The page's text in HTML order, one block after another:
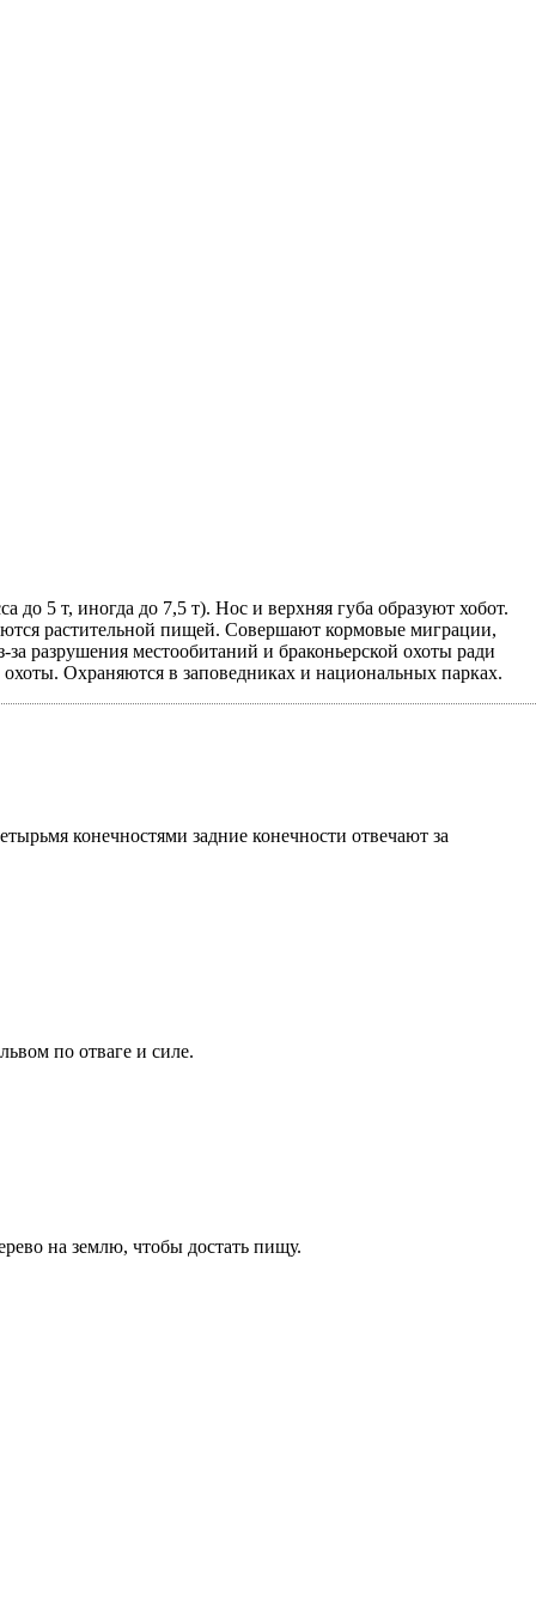
5 т, иногда до 7,5 т). Нос и верхняя губа образуют хобот.
растительной пищей. Совершают кормовые миграции,
разрушения местообитаний и браконьерской охоты ради
Охраняются в заповедниках и национальных парках.
конечностями задние конечности отвечают за
по отваге и силе.
на землю, чтобы достать пищу.